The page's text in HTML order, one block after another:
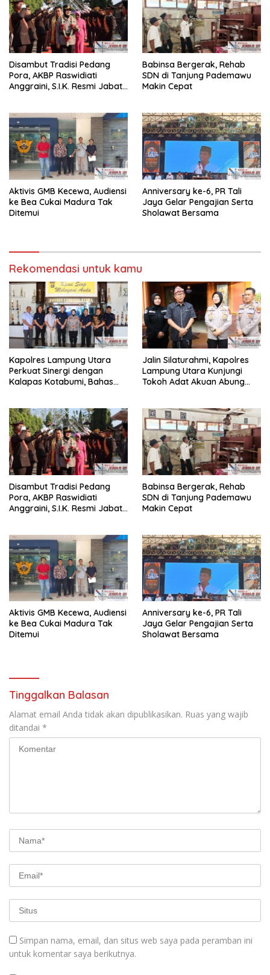
Disambut Tradisi Pedang
Pora, AKBP Raswidiati
Anggraini, S.I.K. Resmi Jabat
Babinsa Bergerak, Rehab
SDN di Tanjung Pademawu
Makin Cepat
Aktivis GMB Kecewa, Audiensi
ke Bea Cukai Madura Tak
Ditemui
Anniversary ke-6, PR Tali
Jaya Gelar Pengajian Serta
Sholawat Bersama
Rekomendasi untuk kamu
Kapolres Lampung Utara
Perkuat Sinergi dengan
Kalapas Kotabumi, Bahas
Jalin Silaturahmi, Kapolres
Lampung Utara Kunjungi
Tokoh Adat Akuan Abung
Disambut Tradisi Pedang
Pora, AKBP Raswidiati
Anggraini, S.I.K. Resmi Jabat
Babinsa Bergerak, Rehab
SDN di Tanjung Pademawu
Makin Cepat
Aktivis GMB Kecewa, Audiensi
ke Bea Cukai Madura Tak
Ditemui
Anniversary ke-6, PR Tali
Jaya Gelar Pengajian Serta
Sholawat Bersama
Tinggalkan Balasan
Alamat email Anda tidak akan dipublikasikan. Ruas yang wajib
ditandai *
Simpan nama, email, dan situs web saya pada peramban ini
untuk komentar saya berikutnya.